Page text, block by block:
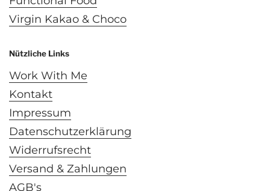
Virgin Kakao & Choco
Nützliche Links
Work With Me
Kontakt
Impressum
Datenschutzerklärung
Widerrufsrecht
Versand & Zahlungen
AGB's